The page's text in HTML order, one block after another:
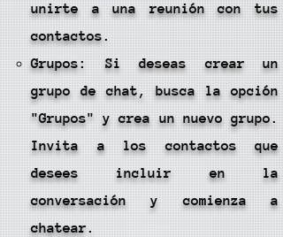
unirte a una reunión con tus
contactos.
Grupos: Si deseas crear un
grupo de chat, busca la opción
"Grupos" y crea un nuevo grupo.
Invita a los contactos que
desees incluir en la
conversación y comienza a
chatear.